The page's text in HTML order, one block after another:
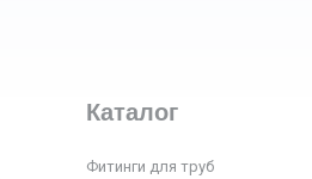
Каталог
Фитинги для труб